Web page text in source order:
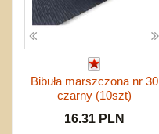
Bibuła marszczona nr 30
czarny (10szt)
16.31 PLN